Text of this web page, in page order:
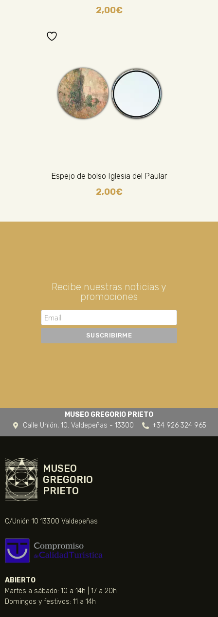
2,00€
Espejo de bolso Iglesia del Paular
2,00€
Recibe nuestras noticias y
promociones
MUSEO GREGORIO PRIETO
Calle Unión, 10. Valdepeñas - 13300
+34 926 324 965
MUSEO
GREGORIO
PRIETO
C/Unión 10 13300 Valdepeñas
ABIERTO
Martes a sábado: 10 a 14h | 17 a 20h
Domingos y festivos: 11 a 14h